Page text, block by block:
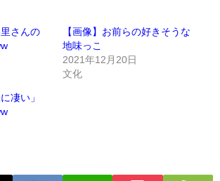
里さんの
【画像】お前らの好きそうな
地味っこ
2021年12月20日
文化
凄い」